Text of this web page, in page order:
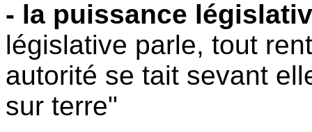
- la puissance
législative parle, tout
autorité se tait sevant
sur terre"